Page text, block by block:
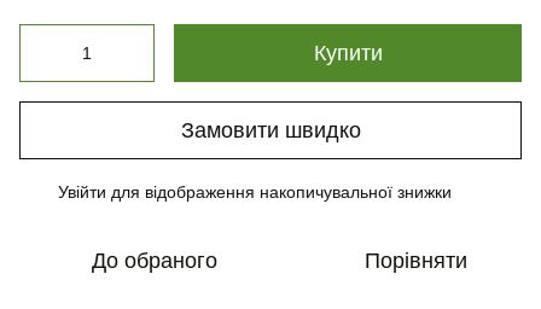
Купити
Замовити швидко
Увійти для відображення накопичувальної знижки
До обраного Порівняти